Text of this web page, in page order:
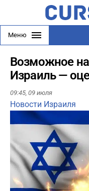
Меню
Возможное
Израиль —
09:45, 09 июля
Новости Израиля